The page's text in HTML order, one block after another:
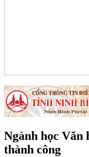
Ngành học Văn
thành công